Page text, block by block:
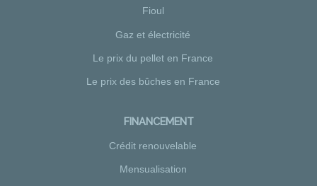
Fioul
Gaz et électricité
Le prix du pellet en France
Le prix des bûches en France
FINANCEMENT
Crédit renouvelable
Mensualisation